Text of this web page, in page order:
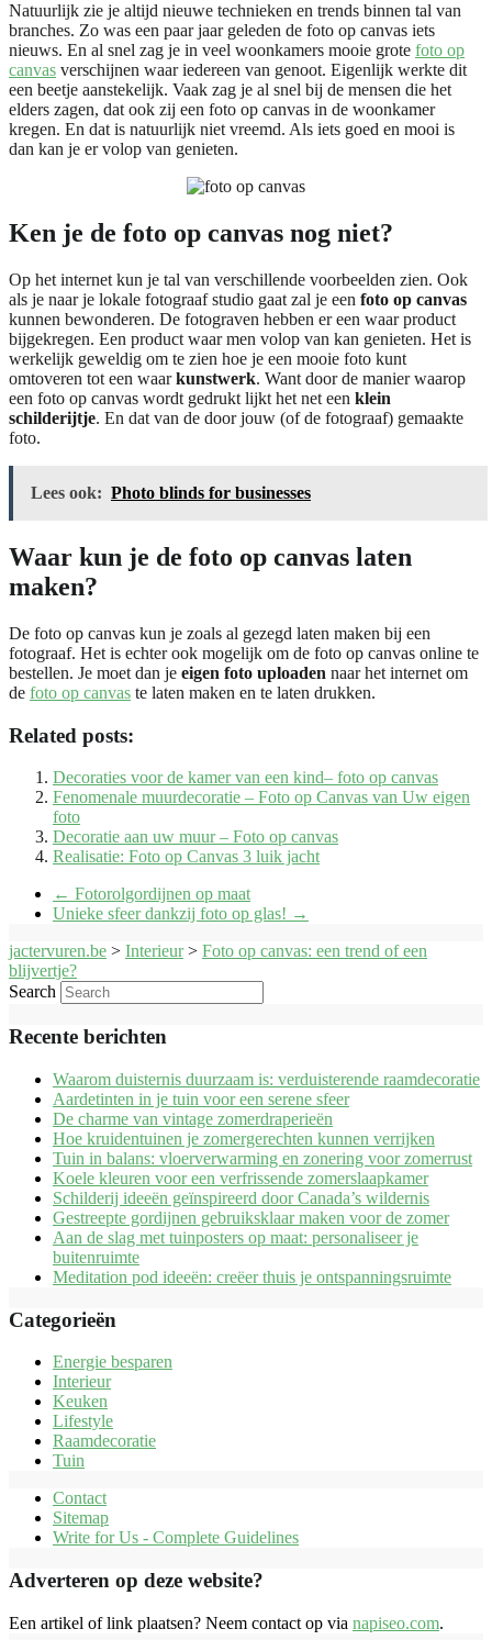
Natuurlijk zie je altijd nieuwe technieken en trends binnen tal van
branches. Zo was een paar jaar geleden de foto op canvas iets
nieuws. En al snel zag je in veel woonkamers mooie grote foto op
canvas verschijnen waar iedereen van genoot. Eigenlijk werkte dit
een beetje aanstekelijk. Vaak zag je al snel bij de mensen die het
elders zagen, dat ook zij een foto op canvas in de woonkamer
kregen. En dat is natuurlijk niet vreemd. Als iets goed en mooi is
dan kan je er volop van genieten.
Ken je de foto op canvas nog niet?
Op het internet kun je tal van verschillende voorbeelden zien. Ook
als je naar je lokale fotograaf studio gaat zal je een foto op canvas
kunnen bewonderen. De fotograven hebben er een waar product
bijgekregen. Een product waar men volop van kan genieten. Het is
werkelijk geweldig om te zien hoe je een mooie foto kunt
omtoveren tot een waarkunstwerk. Want door de manier waarop
een foto op canvas wordt gedrukt lijkt het net een klein
schilderijtje. En dat van de door jouw (of de fotograaf) gemaakte
foto.
Lees ook: Photo blinds for businesses
Waar kun je de foto op canvas laten
maken?
De foto op canvas kun je zoals al gezegd laten maken bij een
fotograaf. Het is echter ook mogelijk om de foto op canvas online te
bestellen. Je moet dan je eigen foto uploaden naar het internet om
de foto op canvas te laten maken en te laten drukken.
Related posts:
Decoraties voor de kamer van een kind– foto op canvas
Fenomenale muurdecoratie – Foto op Canvas van Uw eigen
foto
Decoratie aan uw muur – Foto op canvas
Realisatie: Foto op Canvas 3 luik jacht
← Fotorolgordijnen op maat
Unieke sfeer dankzij foto op glas! →
jactervuren.be > Interieur> Foto op canvas: een trend of een
blijvertje?
Search
Recente berichten
Waarom duisternis duurzaam is: verduisterende raamdecoratie
Aardetinten in je tuin voor een serene sfeer
De charme van vintage zomerdraperieën
Hoe kruidentuinen je zomergerechten kunnen verrijken
Tuin in balans: vloerverwarming en zonering voor zomerrust
Koele kleuren voor een verfrissende zomerslaapkamer
Schilderij ideeën geïnspireerd door Canada’s wildernis
Gestreepte gordijnen gebruiksklaar maken voor de zomer
Aan de slag met tuinposters op maat: personaliseer je
buitenruimte
Meditation pod ideeën: creëer thuis je ontspanningsruimte
Categorieën
Energie besparen
Interieur
Keuken
Lifestyle
Raamdecoratie
Tuin
Contact
Sitemap
Write for Us - Complete Guidelines
Adverteren op deze website?
Een artikel of link plaatsen? Neem contact op via napiseo.com.